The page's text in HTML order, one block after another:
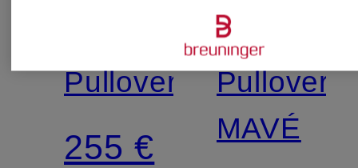
LAUREN
Pullover
255 €
Koenig
Pullover
MAVÉ